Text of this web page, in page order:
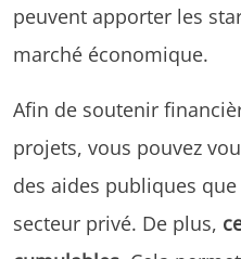
peuvent apporter les
marché économique.
Afin de soutenir
projets, vous pouvez
des aides publiques
secteur privé. De plus,